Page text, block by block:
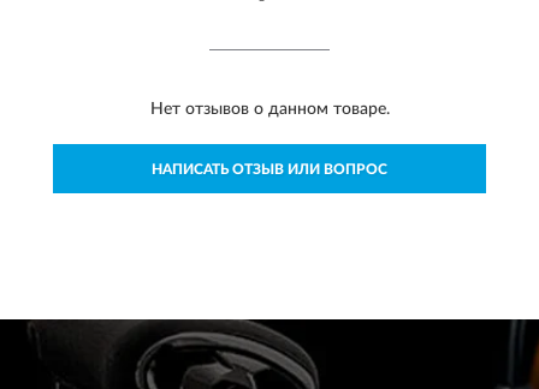
Нет отзывов о данном товаре.
НАПИСАТЬ ОТЗЫВ ИЛИ ВОПРОС